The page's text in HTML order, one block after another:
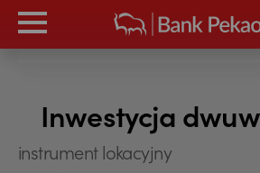
Inwestycja
instrument lokacyjny